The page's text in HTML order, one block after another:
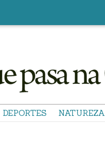
DEPORTES NATUREZA